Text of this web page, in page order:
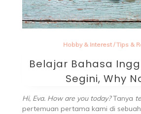
Hobby & Interest /Tips &
Belajar Bahasa
Segini, Why
Hi, Eva. How are you today?Tanya
pertemuan pertama kami di